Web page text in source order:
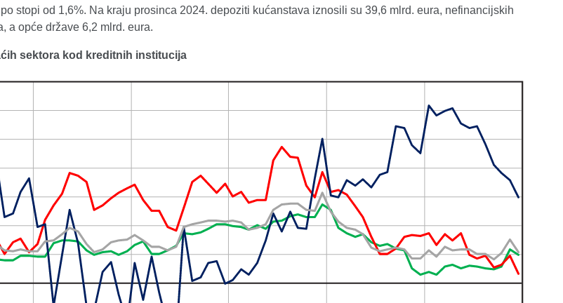
stopi od 1,6%. Na kraju prosinca 2024. depoziti kućanstava iznosili su 39,6 mlrd. eura, nefinancijskih
a opće države 6,2 mlrd. eura.
sektora kod kreditnih institucija